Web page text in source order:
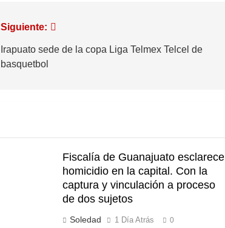
Siguiente:
Irapuato sede de la copa Liga Telmex Telcel de
basquetbol
Fiscalía de Guanajuato esclarece
homicidio en la capital. Con la
captura y vinculación a proceso
de dos sujetos
Soledad 1 Día Atrás 0